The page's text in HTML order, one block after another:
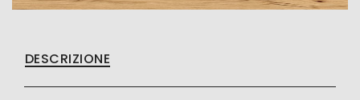
DESCRIZIONE